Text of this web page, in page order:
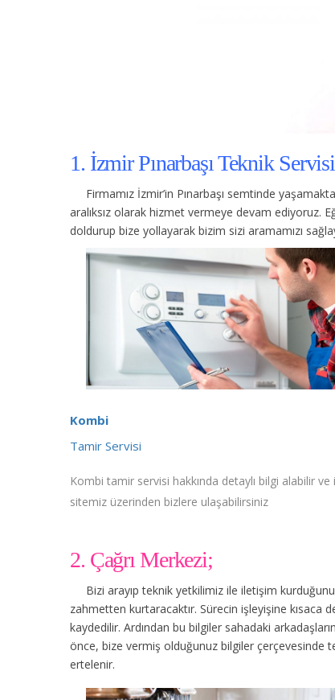
1. İzmir Pınarbaşı Teknik
Firmamız İzmir’in Pınarbaşı semtinde
aralıksız olarak hizmet vermeye devam ediyoruz.
doldurup bize yollayarak bizim sizi aramamızı
Kombi
Tamir Servisi
Kombi tamir servisi hakkında detaylı bilgi alabilir
sitemiz üzerinden bizlere ulaşabilirsiniz
2. Çağrı Merkezi;
Bizi arayıp teknik yetkilimiz ile iletişim
zahmetten kurtaracaktır. Sürecin işleyişine kısaca
kaydedilir. Ardından bu bilgiler sahadaki
önce, bize vermiş olduğunuz bilgiler çerçevesinde
ertelenir.